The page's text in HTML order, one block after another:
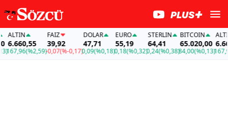
(%2,59)
FAİZ
39,92
-0,07(%-0,17)
DOLAR
47,71
0,09(%0,18)
EURO
55,19
0,18(%0,32)
STERLIN
64,41
0,24(%0,38)
BITCOIN
65.020,00
84,00(%0,13)
ALTIN
167,96